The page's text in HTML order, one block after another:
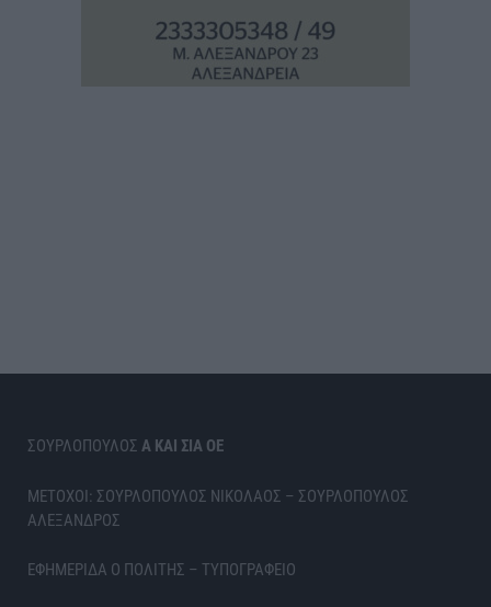
ΣΟΥΡΛΟΠΟΥΛΟΣ Α ΚΑΙ ΣΙΑ ΟΕ
ΜΕΤΟΧΟΙ: ΣΟΥΡΛΟΠΟΥΛΟΣ ΝΙΚΟΛΑΟΣ – ΣΟΥΡΛΟΠΟΥΛΟΣ
ΑΛΕΞΑΝΔΡΟΣ
ΕΦΗΜΕΡΙΔΑ Ο ΠΟΛΙΤΗΣ – ΤΥΠΟΓΡΑΦΕΙΟ